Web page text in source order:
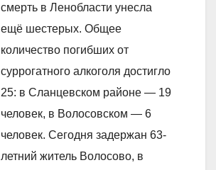
смерть в Ленобласти унесла
ещё шестерых. Общее
количество погибших от
суррогатного алкоголя достигло
25: в Сланцевском районе — 19
человек, в Волосовском — 6
человек. Сегодня задержан 63-
летний житель Волосово, в